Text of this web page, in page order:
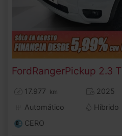
FordRanger
17.977 km
2025
Automático
Híbrido
CERO